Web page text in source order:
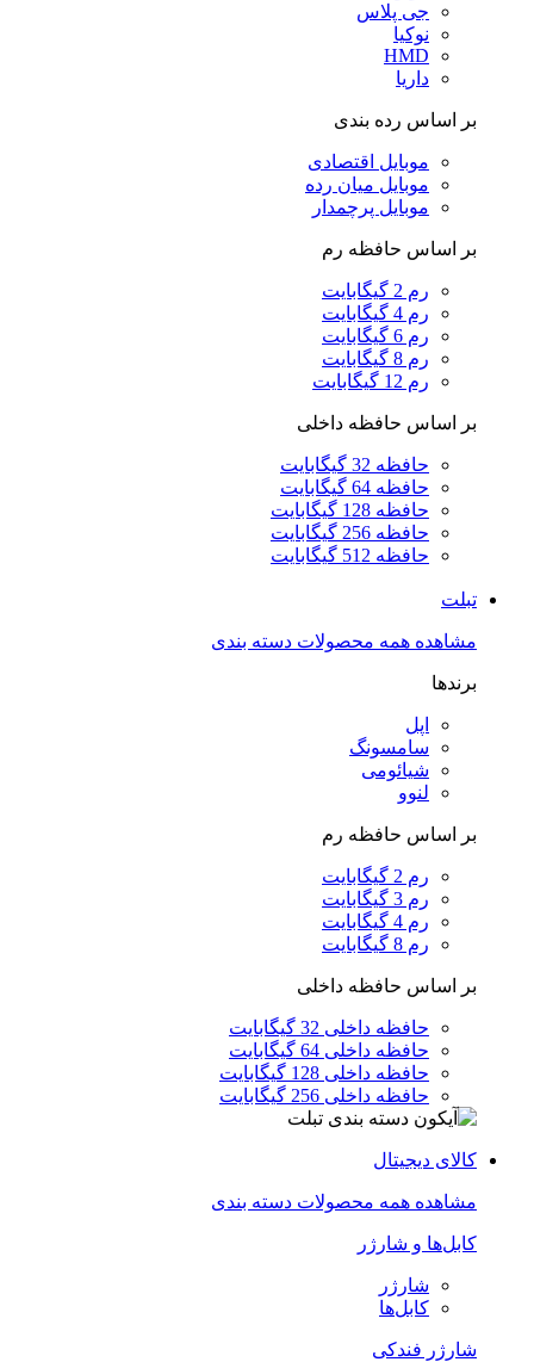
جی پلاس
نوکیا
HMD
داریا
بر اساس رده بندی
موبایل اقتصادی
موبایل میان رده
موبایل پرچمدار
بر اساس حافظه رم
رم 2 گیگابایت
رم 4 گیگابایت
رم 6 گیگابایت
رم 8 گیگابایت
رم 12 گیگابایت
بر اساس حافظه داخلی
حافظه 32 گیگابایت
حافظه 64 گیگابایت
حافظه 128 گیگابایت
حافظه 256 گیگابایت
حافظه 512 گیگابایت
تبلت
مشاهده همه محصولات دسته بندی
برندها
اپل
سامسونگ
شیائومی
لنوو
بر اساس حافظه رم
رم 2 گیگابایت
رم 3 گیگابایت
رم 4 گیگابایت
رم 8 گیگابایت
بر اساس حافظه داخلی
حافظه داخلی 32 گیگابایت
حافظه داخلی 64 گیگابایت
حافظه داخلی 128 گیگابایت
حافظه داخلی 256 گیگابایت
کالای دیجیتال
مشاهده همه محصولات دسته بندی
کابل‌ها و شارژر
شارژر
کابل‌ها
شارژر فندکی